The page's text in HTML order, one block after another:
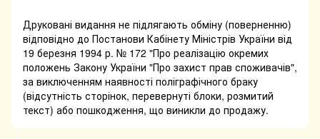
Друковані видання не підлягають обміну (поверненню)
відповідно до Постанови Кабінету Міністрів України від
19 березня 1994 р. № 172 "Про реалізацію окремих
положень Закону України "Про захист прав споживачів",
за виключенням наявності поліграфічного браку
(відсутність сторінок, перевернуті блоки, розмитий
текст) або пошкодження, що виникли до продажу.